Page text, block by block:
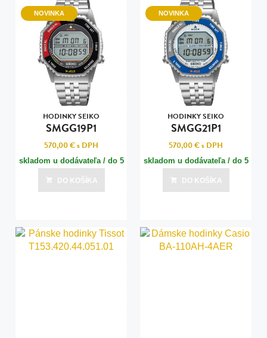
NOVINKA
HODINKY SEIKO
SMGG19P1
570,00 €s DPH
skladom u dodávateľa / do 5
dní
Posledná aktualizácia dnes o 03:00
DO KOŠÍKA
NOVINKA
HODINKY SEIKO
SMGG21P1
570,00 €s DPH
skladom u dodávateľa / do 5
dní
Posledná aktualizácia dnes o 03:00
DO KOŠÍKA